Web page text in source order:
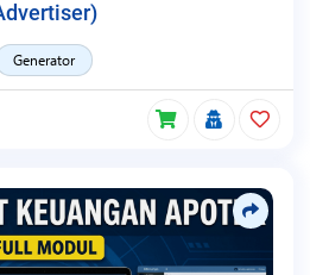
Generator